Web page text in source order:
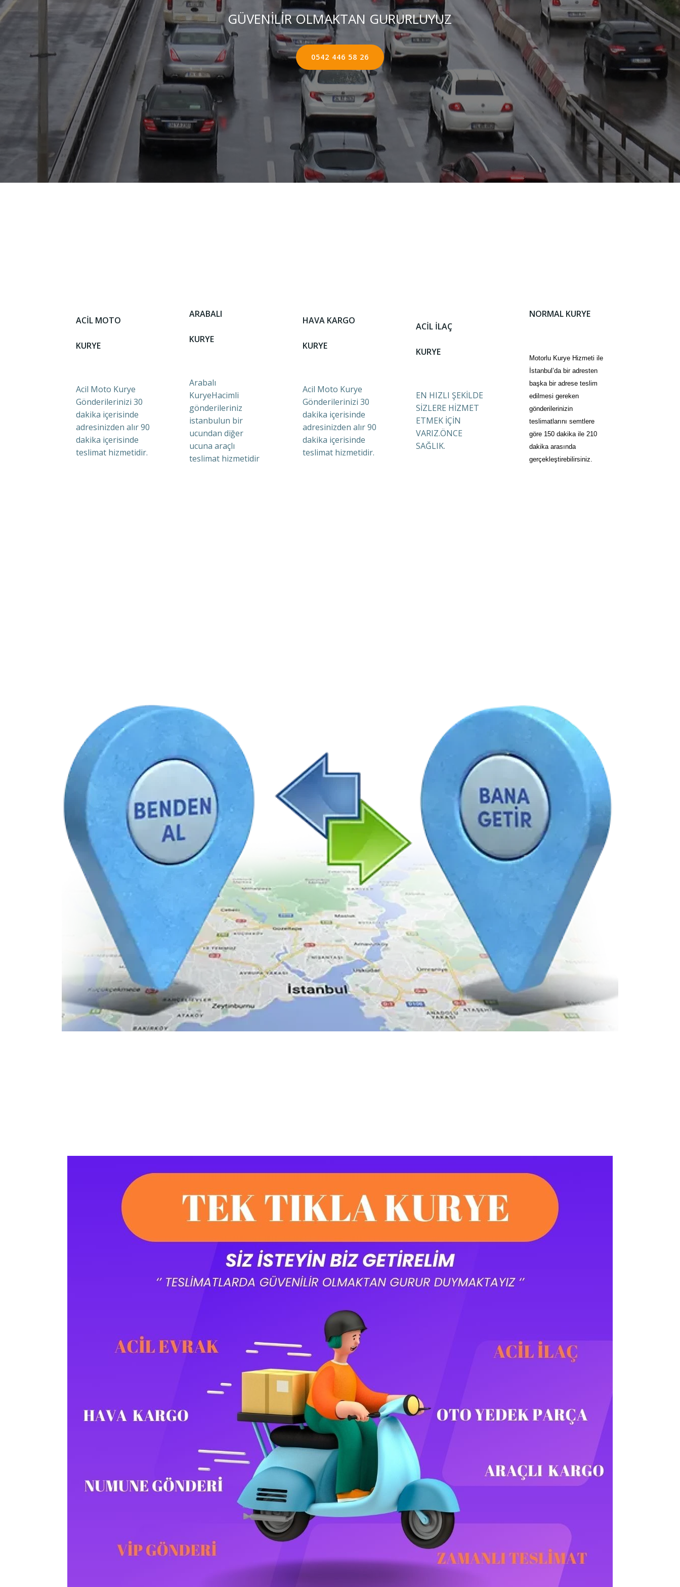
GÜVENİLİR OLMAKTAN GURURLUYUZ
0542 446 58 26
ACİL MOTO
KURYE
Acil Moto Kurye
Gönderilerinizi 30
dakika içerisinde
adresinizden alır 90
dakika içerisinde
teslimat hizmetidir.
ARABALI
KURYE
Arabalı
KuryeHacimli
gönderileriniz
istanbulun bir
ucundan diğer
ucuna araçlı
teslimat hizmetidir
HAVA KARGO
KURYE
Acil Moto Kurye
Gönderilerinizi 30
dakika içerisinde
adresinizden alır 90
dakika içerisinde
teslimat hizmetidir.
ACİL İLAÇ
KURYE
EN HIZLI ŞEKİLDE
SİZLERE HİZMET
ETMEK İÇİN
VARIZ.ÖNCE
SAĞLIK.
NORMAL KURYE
Motorlu Kurye Hizmeti ile
İstanbul’da bir adresten
başka bir adrese teslim
edilmesi gereken
gönderilerinizin
teslimatlarını semtlere
göre 150 dakika ile 210
dakika arasında
gerçekleştirebilirsiniz.